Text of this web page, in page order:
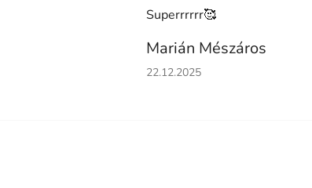
Superrrrrr🥰
Marián Mészáros
Hodnotenie obchodu je 5 z 5
22.12.2025